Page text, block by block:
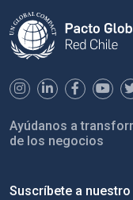
Ayúdanos a
de los negocios
Suscríbete a